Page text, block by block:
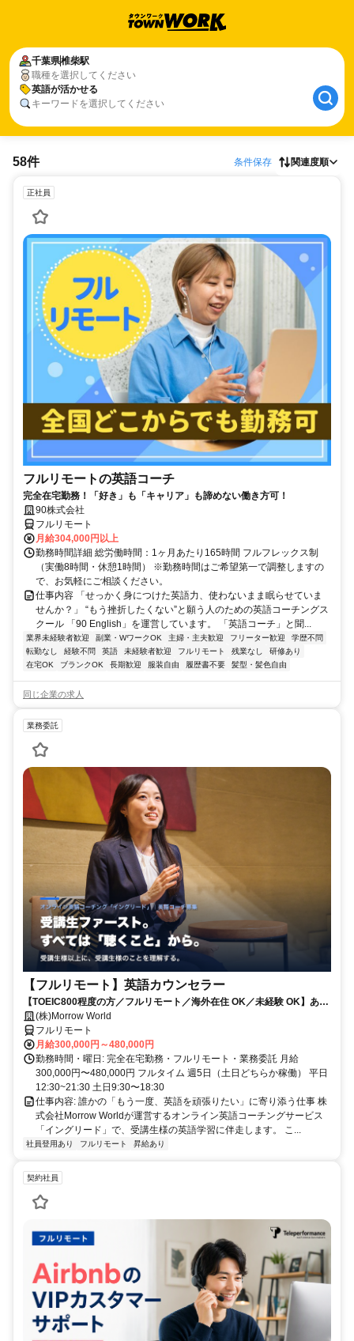
千葉県椎柴駅
職種を選択してください
英語が活かせる
キーワードを選択してください
58件 条件保存 関連度順
正社員
フルリモートの英語コーチ
完全在宅勤務！「好き」も「キャリア」も諦めない働き方可！
90株式会社
フルリモート
月給304,000円以上
勤務時間詳細 総労働時間：1ヶ月あたり165時間 フルフレックス制
（実働8時間・休憩1時間） ※勤務時間はご希望第一で調整しますの
で、お気軽にご相談ください。
仕事内容 「せっかく身につけた英語力、使わないまま眠らせていま
せんか？」 “もう挫折したくない”と願う人のための英語コーチングス
クール 「90 English」を運営しています。 「英語コーチ」と聞...
業界未経験者歓迎 副業・WワークOK 主婦・主夫歓迎 フリーター歓迎
学歴不問
転勤なし
経験不問 英語 未経験者歓迎 フルリモート 残業なし
研修あり
在宅OK
ブランクOK 長期歓迎 服装自由 履歴書不要 髪型・髪色自由
同じ企業の求人
業務委託
【フルリモート】英語カウンセラー
【TOEIC800程度の方／フルリモート／海外在住 OK／未経験 OK】あな
たが英語学習で経験した失敗も成功も。すべてが、受講生の人生を変え
るお仕事です。
(株)Morrow World
フルリモート
月給300,000円～480,000円
勤務時間・曜日: 完全在宅勤務・フルリモート・業務委託 月給
300,000円〜480,000円 フルタイム 週5日（土日どちらか稼働） 平日
12:30~21:30 土日9:30〜18:30
仕事内容: 誰かの「もう一度、英語を頑張りたい」に寄り添う仕事 株
式会社Morrow Worldが運営するオンライン英語コーチングサービス
「イングリード」で、受講生様の英語学習に伴走します。 こ...
社員登用あり フルリモート 昇給あり
契約社員